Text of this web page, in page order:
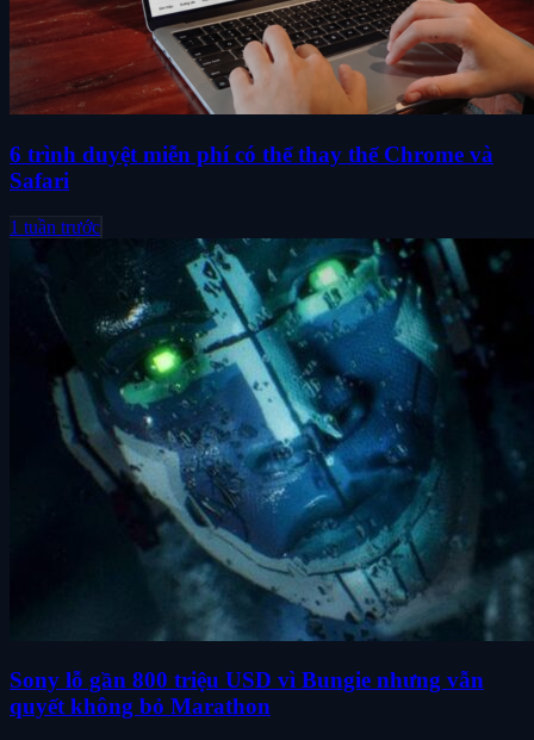
6 trình duyệt miễn phí có thể thay thế Chrome và
Safari
1 tuần trước
Sony lỗ gần 800 triệu USD vì Bungie nhưng vẫn
quyết không bỏ Marathon